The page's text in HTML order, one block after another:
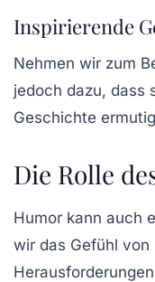
Inspirierende
Nehmen wir zum
jedoch dazu, dass
Geschichte
Die Rolle
Humor kann auch
wir das Gefühl